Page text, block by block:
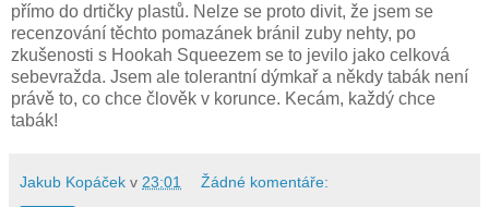
přímo do drtičky plastů. Nelze se proto divit, že jsem se
recenzování těchto pomazánek bránil zuby nehty, po
zkušenosti s Hookah Squeezem se to jevilo jako celková
sebevražda. Jsem ale tolerantní dýmkař a někdy tabák není
právě to, co chce člověk v korunce. Kecám, každý chce
tabák!
Jakub Kopáček v 23:01 Žádné komentáře: